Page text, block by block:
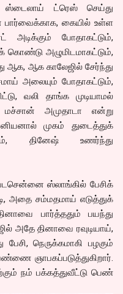
ஸ்டைலாய் ட்ரெஸ் செய்து
கையில் உள்ள
அடிக்கும் போதாகட்டும்,
கொண்டு அழுமிடமாகட்டும்,
ஆக காலேஜில் சேர்ந்து
அலையும் போதாகட்டும்,
வலி தாங்க முடியாமல்
அமுதாடா என்று
முகம் துடைத்துக்
தினேஷ் உணர்ந்து
ஸ்லாங்கில் பேசிக்
அதை சம்மதமாய் எடுத்துக்
பார்த்ததும் பயந்து
அதே தினாவை ரவுடியாய்,
பேசி, நெருக்கமாகி பழகும்
ஞாபகப்படுத்துகிறார்.
நம் பக்கத்துவீட்டு பெண்